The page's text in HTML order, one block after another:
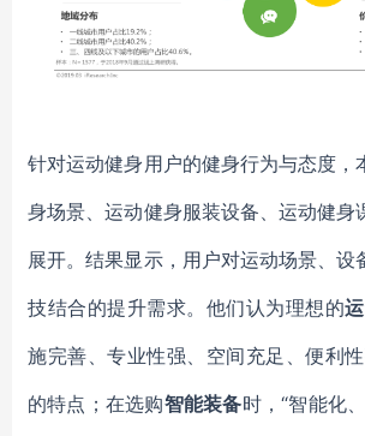
针对运动健身用户的健身行为与态度，
身场景、运动健身服装设备、运动健身
展开。结果显示，用户对运动场景、设
技结合的提升需求。他们认为理想的
施完善、专业性强、空间充足、便利
的特点；在选购智能装备时，“智能化